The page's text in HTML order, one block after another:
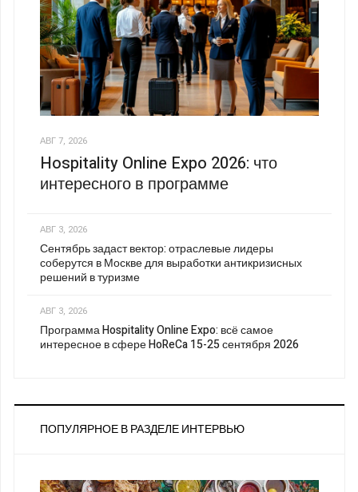
АВГ 7, 2026
Hospitality Online Expo 2026: что
интересного в программе
АВГ 3, 2026
Сентябрь задаст вектор: отраслевые лидеры
соберутся в Москве для выработки антикризисных
решений в туризме
АВГ 3, 2026
Программа Hospitality Online Expo: всё самое
интересное в сфере HoReCa 15-25 сентября 2026
ПОПУЛЯРНОЕ В РАЗДЕЛЕ ИНТЕРВЬЮ